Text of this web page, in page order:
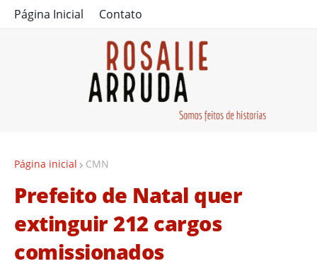
Página Inicial Contato
Página inicial CMN
Prefeito de Natal quer
extinguir 212 cargos
comissionados